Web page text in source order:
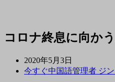
コロナ終息に向か
2020年5月3日
今すぐ中国語管理者 ジ